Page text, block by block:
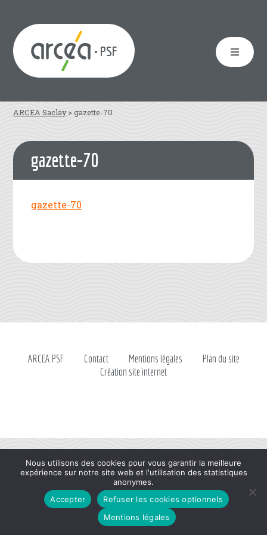
• PSF
ARCEA Saclay>gazette-70
gazette-70
gazette-70
ARCEA PSF Contact Mentions légales
Plan du site
Création site internet
Nous utilisons des cookies pour vous garantir la meilleure
expérience sur notre site web et l'utilisation des statistiques
anonymes.
Accepter
Refuser les cookies optionnels
Mentions légales